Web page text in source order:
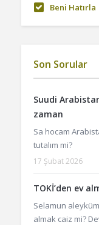
Beni Hatırla
Son Sorular
Suudi
zaman
Sa hocam
tutalım mi?
17 Şubat 2026
TOKİ’den ev
Selamun
almak caiz mi?